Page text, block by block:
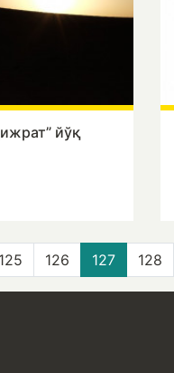
йўқ
125 126 127 128